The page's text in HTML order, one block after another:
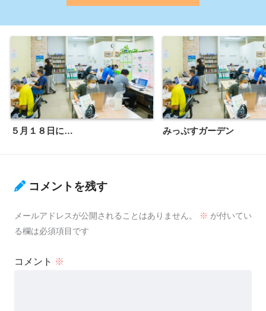
５月１８日に… みっぷすガーデン
コメントを残す
メールアドレスが公開されることはありません。 ※ が付いてい
る欄は必須項目です
コメント ※